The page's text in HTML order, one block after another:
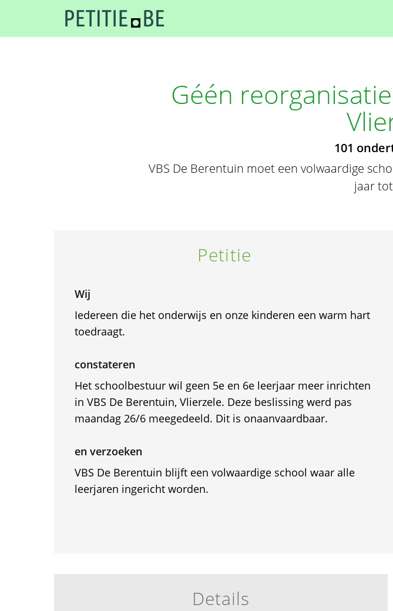
Géén
101
VBS De Berentuin moet een volwaardige
jaar
Petitie
Wij
Iedereen die het onderwijs en onze kinderen een warm hart
toedraagt.
constateren
Het schoolbestuur wil geen 5e en 6e leerjaar meer inrichten
in VBS De Berentuin, Vlierzele. Deze beslissing werd pas
maandag 26/6 meegedeeld. Dit is onaanvaardbaar.
en verzoeken
VBS De Berentuin blijft een volwaardige school waar alle
leerjaren ingericht worden.
Details